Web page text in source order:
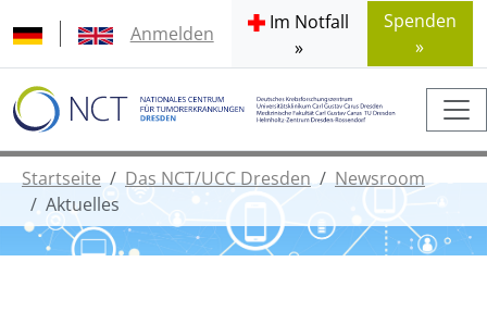
Anmelden
Im Notfall
»
Spenden
»
Startseite Das NCT/UCC Dresden
Newsroom
Aktuelles